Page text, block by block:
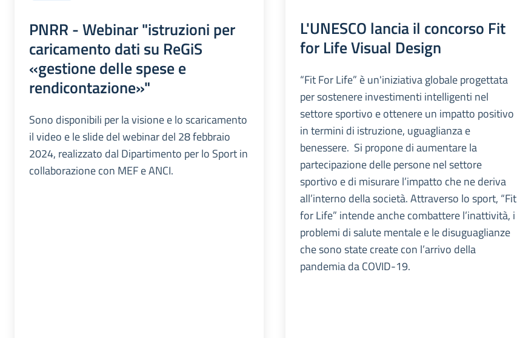
PNRR - Webinar "istruzioni per
caricamento dati su ReGiS
«gestione delle spese e
rendicontazione»"
Sono disponibili per la visione e lo scaricamento
il video e le slide del webinar del 28 febbraio
2024, realizzato dal Dipartimento per lo Sport in
collaborazione con MEF e ANCI.
L'UNESCO lancia il concorso Fit
for Life Visual Design
“Fit For Life” è un'iniziativa globale progettata
per sostenere investimenti intelligenti nel
settore sportivo e ottenere un impatto positivo
in termini di istruzione, uguaglianza e
benessere. Si propone di aumentare la
partecipazione delle persone nel settore
sportivo e di misurare l’impatto che ne deriva
all’interno della società. Attraverso lo sport, “Fit
for Life” intende anche combattere l’inattività, i
problemi di salute mentale e le disuguaglianze
che sono state create con l’arrivo della
pandemia da COVID-19.